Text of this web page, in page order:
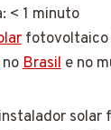
< 1 minuto
fotovoltaico
Brasile no